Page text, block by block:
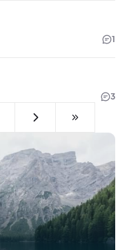
1
3